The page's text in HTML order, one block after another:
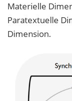
Materielle
Paratextuelle
Dimension.